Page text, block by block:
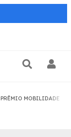
PRÊMIO MOBILIDADE